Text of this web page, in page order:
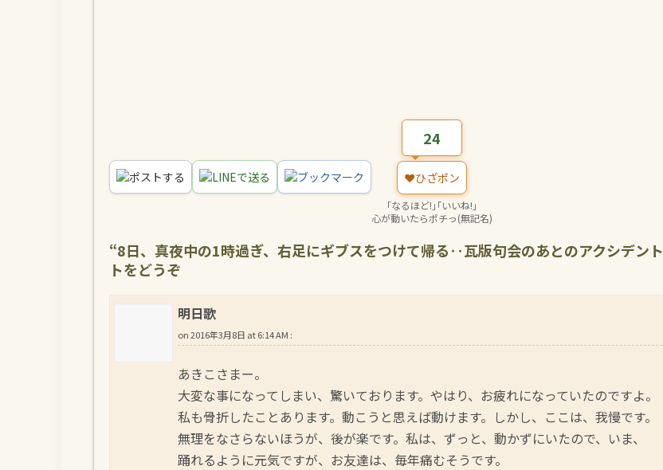
ポストする LINEで送る ブックマーク
24
❤️ひざポン
｢なるほど!｣｢いいね!｣
心が動いたらポチっ(無記名)
“8日、真夜中の1時過ぎ、右足にギブスをつけて帰る‥瓦版句会のあとのアクシデント
トをどうぞ
明日歌
on2016年3月8日 at 6:14 AM :
あきこさまー。
大変な事になってしまい、驚いております。やはり、お疲れになっていたのですよ。
私も骨折したことあります。動こうと思えば動けます。しかし、ここは、我慢です。
無理をなさらないほうが、後が楽です。私は、ずっと、動かずにいたので、いま、
踊れるように元気ですが、お友達は、毎年痛むそうです。